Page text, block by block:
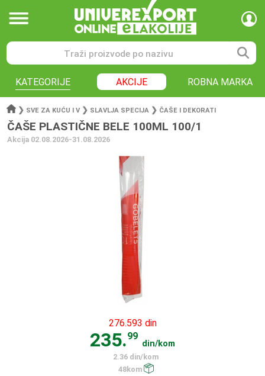
KATEGORIJE AKCIJE ROBNA MARKA
❯ SVE ZA KUĆU I V ❯ SLAVLJA SPECIJA ❯ ČAŠE I DEKORATI
ČAŠE PLASTIČNE BELE 100ML 100/1
Akcija 02.08.2026-31.08.2026
276.593 din
235.99
din/kom
2.36 din/kom
48kom